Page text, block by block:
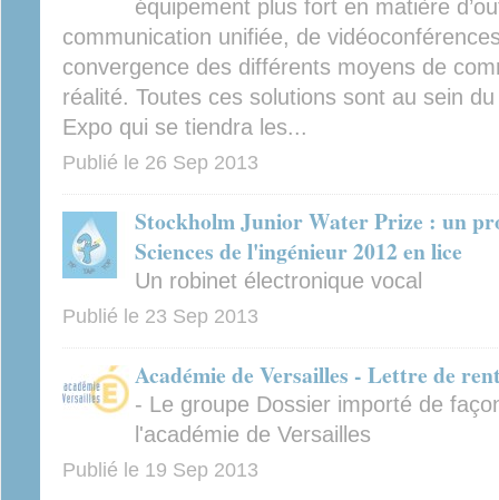
équipement plus fort en matière
communication unifiée, de
convergence des différents moyens de
réalité. Toutes ces solutions sont au sein
Expo qui se tiendra les...
Publié le 26 Sep 2013
Stockholm Junior Water Prize : un
Sciences de l'ingénieur 2012 en lice
Un robinet électronique vocal
Publié le 23 Sep 2013
Académie de Versailles - Lettre de
- Le groupe Dossier importé de
l'académie de Versailles
Publié le 19 Sep 2013